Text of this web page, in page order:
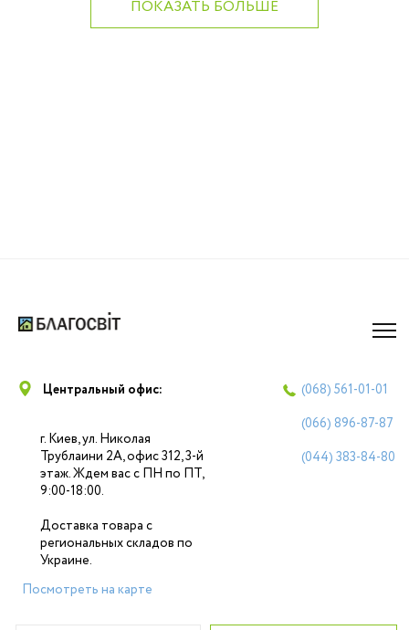
ПОКАЗАТЬ БОЛЬШЕ
Центральный офис:
г. Киев, ул. Николая
Трублаини 2А, офис 312, 3-й
этаж. Ждем вас с ПН по ПТ,
9:00-18:00.
Доставка товара с
региональных складов по
Украине.
Посмотреть на карте
(068) 561-01-01
(066) 896-87-87
(044) 383-84-80